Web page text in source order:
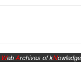
WebArchives of kNowledge